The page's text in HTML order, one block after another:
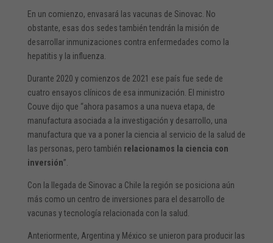
En un comienzo, envasará las vacunas de Sinovac. No
obstante, esas dos sedes también tendrán la misión de
desarrollar inmunizaciones contra enfermedades como la
hepatitis y la influenza.
Durante 2020 y comienzos de 2021 ese país fue sede de
cuatro ensayos clínicos de esa inmunización. El ministro
Couve dijo que “ahora pasamos a una nueva etapa, de
manufactura asociada a la investigación y desarrollo, una
manufactura que va a poner la ciencia al servicio de la salud de
las personas, pero también relacionamos la ciencia con
inversión”.
Con la llegada de Sinovac a Chile la región se posiciona aún
más como un centro de inversiones para el desarrollo de
vacunas y tecnología relacionada con la salud.
Anteriormente, Argentina y México se unieron para producir las